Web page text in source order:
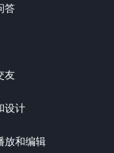
答
友
设计
放和编辑